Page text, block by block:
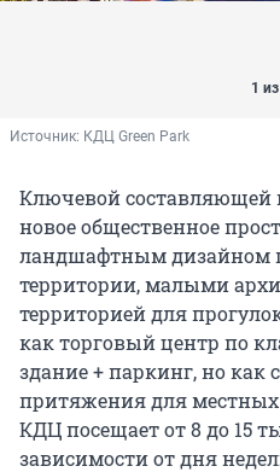
1
Источник: КДЦ Green Park
Ключевой составляющей
новое общественное
ландшафтным дизайном
территории, малыми
территорией для
как торговый центр по
здание + паркинг, но как
притяжения для
КДЦ посещает от 8 до 15
зависимости от дня